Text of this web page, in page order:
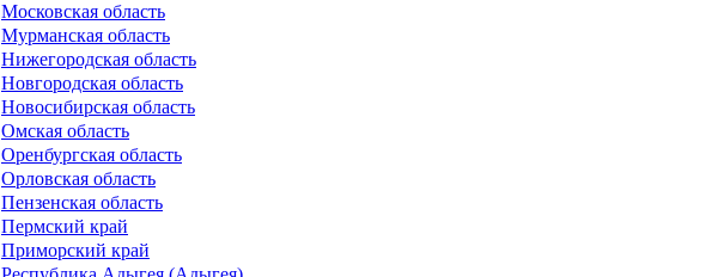
Московская область
Мурманская область
Нижегородская область
Новгородская область
Новосибирская область
Омская область
Оренбургская область
Орловская область
Пензенская область
Пермский край
Приморский край